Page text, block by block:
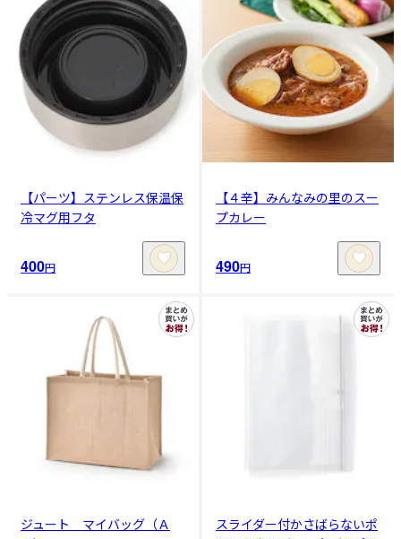
【パーツ】ステンレス保温保
冷マグ用フタ
400円
【４辛】みんなみの里のスー
プカレー
490円
ジュート マイバッグ（Ａ
スライダー付かさばらないポ